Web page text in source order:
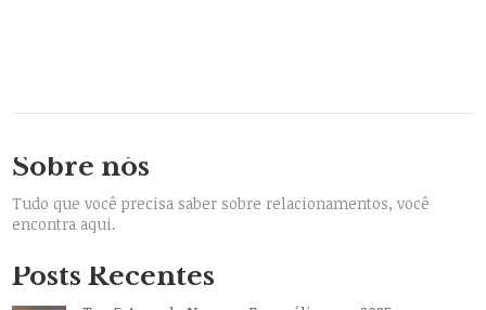
Sobre nós
Tudo que você precisa saber sobre relacionamentos, você
encontra aqui.
Posts Recentes